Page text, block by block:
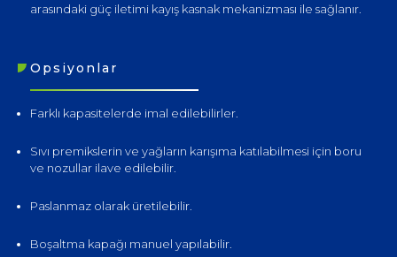
arasındaki güç iletimi kayış kasnak mekanizması ile sağlanır.
Opsiyonlar
Farklı kapasitelerde imal edilebilirler.
Sıvı premikslerin ve yağların karışıma katılabilmesi için boru
ve nozullar ilave edilebilir.
Paslanmaz olarak üretilebilir.
Boşaltma kapağı manuel yapılabilir.